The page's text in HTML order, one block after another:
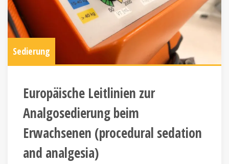
Sedierung
Europäische Leitlinien zur
Analgosedierung beim
Erwachsenen (procedural sedation
and analgesia)